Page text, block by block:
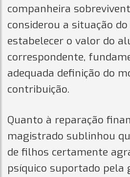
companheira
considerou a situação
estabelecer o valor do
correspondente,
adequada definição do
contribuição.
Quanto à reparação
magistrado sublinhou
de filhos certamente
psíquico suportado pela